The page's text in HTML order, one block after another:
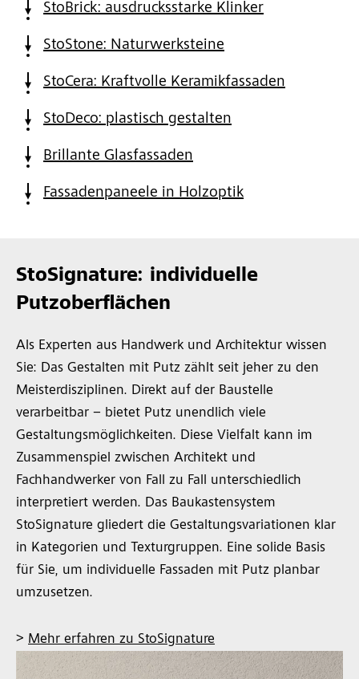
StoBrick: ausdrucksstarke Klinker
StoStone: Naturwerksteine
StoCera: Kraftvolle Keramikfassaden
StoDeco: plastisch gestalten
Brillante Glasfassaden
Fassadenpaneele in Holzoptik
StoSignature: individuelle
Putzoberflächen
Als Experten aus Handwerk und Architektur wissen
Sie: Das Gestalten mit Putz zählt seit jeher zu den
Meisterdisziplinen. Direkt auf der Baustelle
verarbeitbar – bietet Putz unendlich viele
Gestaltungsmöglichkeiten. Diese Vielfalt kann im
Zusammenspiel zwischen Architekt und
Fachhandwerker von Fall zu Fall unterschiedlich
interpretiert werden. Das Baukastensystem
StoSignature gliedert die Gestaltungsvariationen klar
in Kategorien und Texturgruppen. Eine solide Basis
für Sie, um individuelle Fassaden mit Putz planbar
umzusetzen.
> Mehr erfahren zu StoSignature